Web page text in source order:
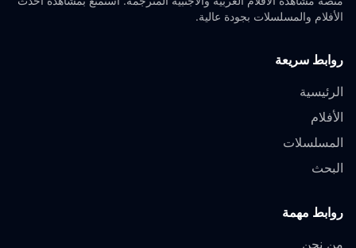
الأفلام والمسلسلات بجودة عالية.
روابط سريعة
الرئيسية
الأفلام
المسلسلات
البحث
روابط مهمة
من نحن